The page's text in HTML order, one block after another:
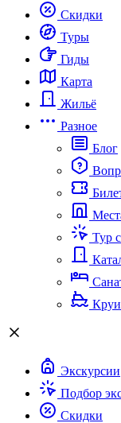
Скидки
Туры
Гиды
Карта
Жильё
Разное
Блог
Тур
Экскурсии
Подбор
Скидки